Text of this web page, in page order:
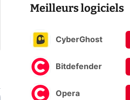
Meilleurs logiciels
CyberGhost
Bitdefender
Opera